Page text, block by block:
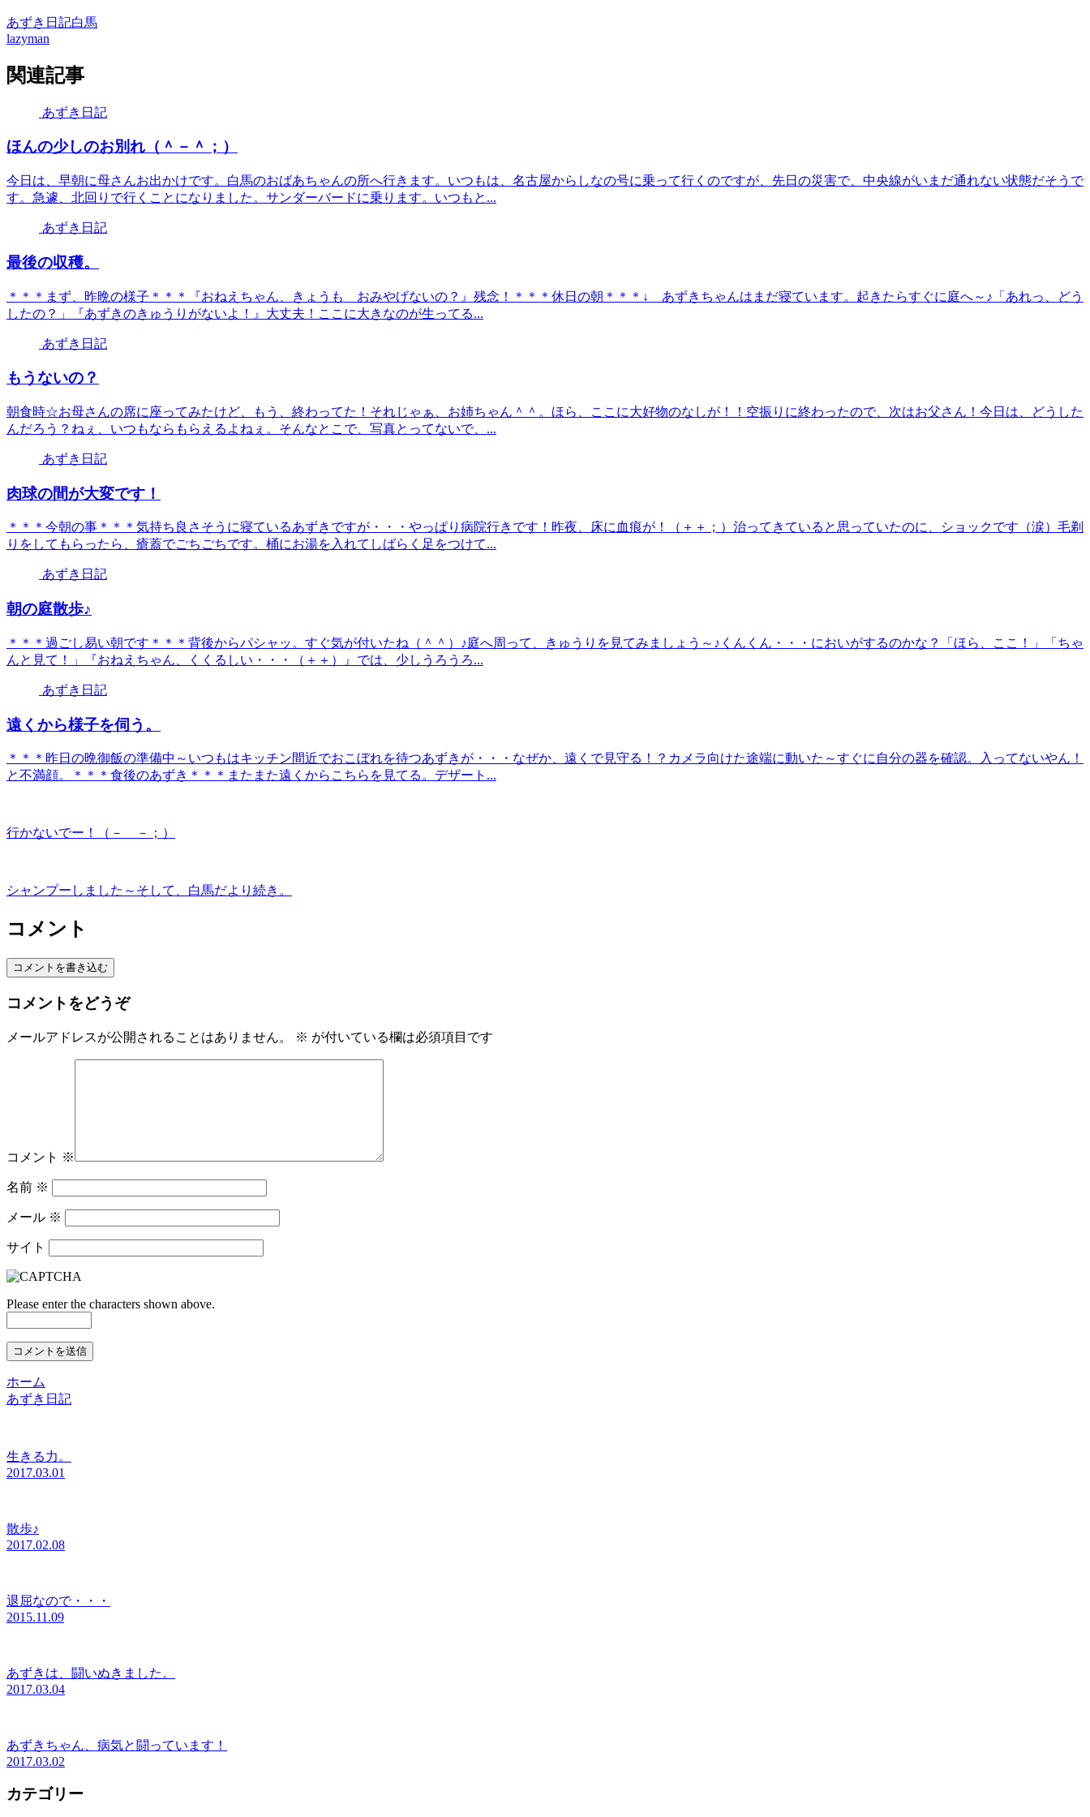
あずき日記白馬
lazyman
関連記事
あずき日記
ほんの少しのお別れ（＾－＾；）
今日は、早朝に母さんお出かけです。白馬のおばあちゃんの所へ行きます。いつもは、名古屋からしなの号に乗って行くのですが、先日の災害で、中央線がいまだ通れない状態だそうで
す。急遽、北回りで行くことになりました。サンダーバードに乗ります。いつもと...
あずき日記
最後の収穫。
＊＊＊まず、昨晩の様子＊＊＊『おねえちゃん、きょうも おみやげないの？』残念！＊＊＊休日の朝＊＊＊↓ あずきちゃんはまだ寝ています。起きたらすぐに庭へ～♪「あれっ、どう
したの？」『あずきのきゅうりがないよ！』大丈夫！ここに大きなのが生ってる...
あずき日記
もうないの？
朝食時☆お母さんの席に座ってみたけど、もう、終わってた！それじゃぁ、お姉ちゃん＾＾。ほら、ここに大好物のなしが！！空振りに終わったので、次はお父さん！今日は、どうした
んだろう？ねぇ、いつもならもらえるよねぇ。そんなとこで、写真とってないで、...
あずき日記
肉球の間が大変です！
＊＊＊今朝の事＊＊＊気持ち良さそうに寝ているあずきですが・・・やっぱり病院行きです！昨夜、床に血痕が！（＋＋；）治ってきていると思っていたのに、ショックです（涙）毛剃
りをしてもらったら、瘡蓋でごちごちです。桶にお湯を入れてしばらく足をつけて...
あずき日記
朝の庭散歩♪
＊＊＊過ごし易い朝です＊＊＊背後からパシャッ。すぐ気が付いたね（＾＾）♪庭へ周って、きゅうりを見てみましょう～♪くんくん・・・においがするのかな？「ほら、ここ！」「ちゃ
んと見て！」『おねえちゃん、くくるしい・・・（＋＋）』では、少しうろうろ...
あずき日記
遠くから様子を伺う。
＊＊＊昨日の晩御飯の準備中～いつもはキッチン間近でおこぼれを待つあずきが・・・なぜか、遠くで見守る！？カメラ向けた途端に動いた～すぐに自分の器を確認。入ってないやん！
と不満顔。＊＊＊食後のあずき＊＊＊またまた遠くからこちらを見てる。デザート...
行かないでー！（－ －；）
シャンプーしました～そして、白馬だより続き。
コメント
コメントを書き込む
コメントをどうぞ
メールアドレスが公開されることはありません。 ※ が付いている欄は必須項目です
コメント ※
名前 ※
メール ※
サイト
Please enter the characters shown above.
ホーム
あずき日記
生きる力。
2017.03.01
散歩♪
2017.02.08
退屈なので・・・
2015.11.09
あずきは、闘いぬきました。
2017.03.04
あずきちゃん、病気と闘っています！
2017.03.02
カテゴリー